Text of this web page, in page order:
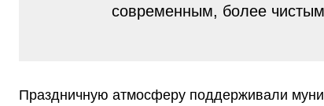
современным, более
Праздничную атмосферу поддерживали